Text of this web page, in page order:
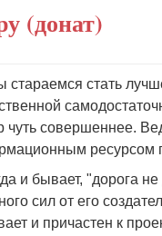
(донат)
стать
совершеннее.
ресурсом
и бывает, "дорога
сил от его
и причастен к